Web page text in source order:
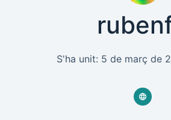
S'ha unit: 5 de març de